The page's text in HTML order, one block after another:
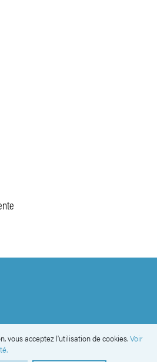
vous acceptez l'utilisation de cookies.Voir